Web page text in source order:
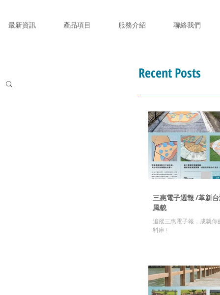
最新資訊 產品項目 服務介紹 聯絡我們
Recent Posts
三惠電子週報 /革新
風貌
追蹤三惠電子報，成就你
料庫 !